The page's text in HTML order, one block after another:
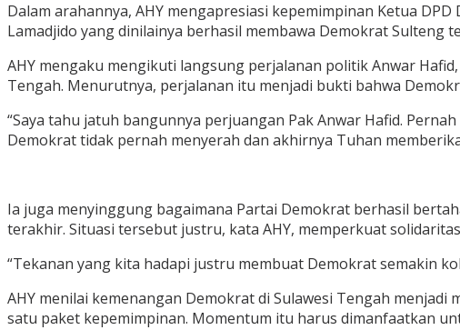
Dalam arahannya, AHY mengapresiasi kepemimpinan Ketua
Lamadjido yang dinilainya berhasil membawa Demokrat
AHY mengaku mengikuti langsung perjalanan politik Anwar
Tengah. Menurutnya, perjalanan itu menjadi bukti bahwa
“Saya tahu jatuh bangunnya perjuangan Pak Anwar Hafid.
Demokrat tidak pernah menyerah dan akhirnya Tuhan
Ia juga menyinggung bagaimana Partai Demokrat berhasil
terakhir. Situasi tersebut justru, kata AHY, memperkuat
“Tekanan yang kita hadapi justru membuat Demokrat semakin
AHY menilai kemenangan Demokrat di Sulawesi Tengah
satu paket kepemimpinan. Momentum itu harus dimanfaatkan